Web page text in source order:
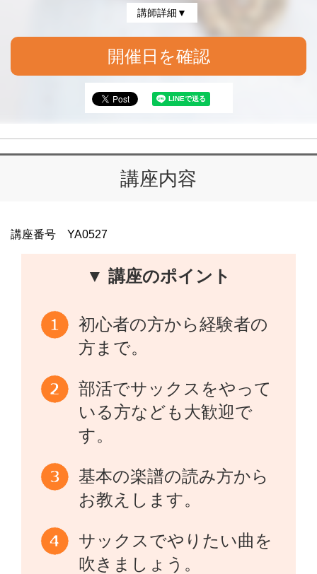
講師詳細▼
開催日を確認
講座内容
講座番号 YA0527
▼ 講座のポイント
初心者の方から経験者の
方まで。
部活でサックスをやって
いる方なども大歓迎で
す。
基本の楽譜の読み方から
お教えします。
サックスでやりたい曲を
吹きましょう。